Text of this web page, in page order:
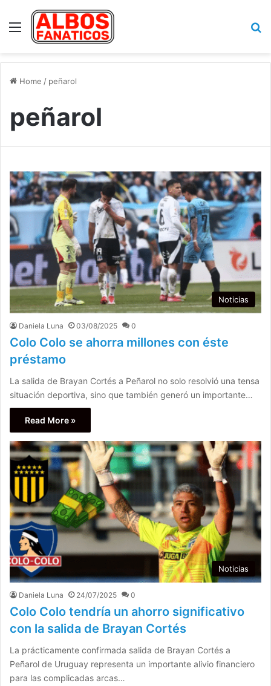
Menu
Home / peñarol
peñarol
Noticias
Daniela Luna 03/08/2025 0
Colo Colo se ahorra millones con éste
préstamo
La salida de Brayan Cortés a Peñarol no solo resolvió una tensa
situación deportiva, sino que también generó un importante…
Read More »
Noticias
Daniela Luna 24/07/2025 0
Colo Colo tendría un ahorro significativo
con la salida de Brayan Cortés
La prácticamente confirmada salida de Brayan Cortés a
Peñarol de Uruguay representa un importante alivio financiero
para las complicadas arcas…